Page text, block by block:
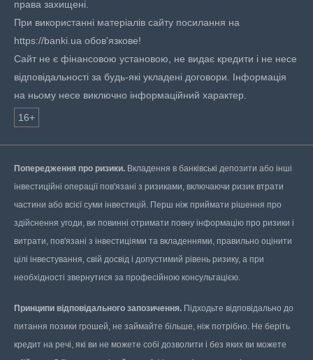
права захищені.
При використанні матеріалів сайту посилання на
https://banki.ua обов'язкове!
Сайт не є фінансовою установою, не видає кредити і не несе
відповідальності за будь-які укладені договори. Інформація
на ньому несе виключно інформаційний характер.
16+
Попередження про ризики. Вкладення в банківські депозити або інші
інвестиційні операції пов'язані з ризиками, включаючи ризик втрати
частини або всієї суми інвестицій. Перш ніж приймати рішення про
здійснення угоди, ви повинні отримати повну інформацію про ризики і
витрати, пов'язані з інвестиціями та вкладеннями, правильно оцінити
цілі інвестування, свій досвід і допустимий рівень ризику, а при
необхідності звернутися за професійною консультацією.
Принципи відповідального запозичення. Підходьте відповідально до
питання позики грошей, не займайте більше, ніж потрібно. Не беріть
кредит на речі, які ви не можете собі дозволити і без яких ви можете